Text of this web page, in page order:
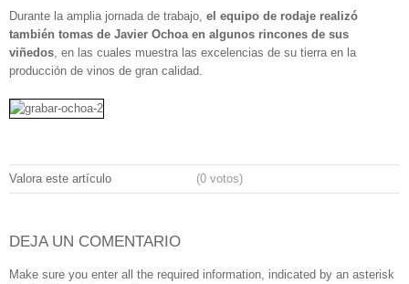
Durante la amplia jornada de trabajo, el equipo de rodaje realizó
también tomas de Javier Ochoa en algunos rincones de sus
viñedos , en las cuales muestra las excelencias de su tierra en la
producción de vinos de gran calidad.
Valora este artículo (0 votos)
DEJA UN COMENTARIO
Make sure you enter all the required information, indicated by an asterisk